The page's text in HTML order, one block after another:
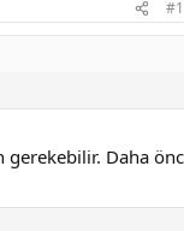
gerekebilir. Daha